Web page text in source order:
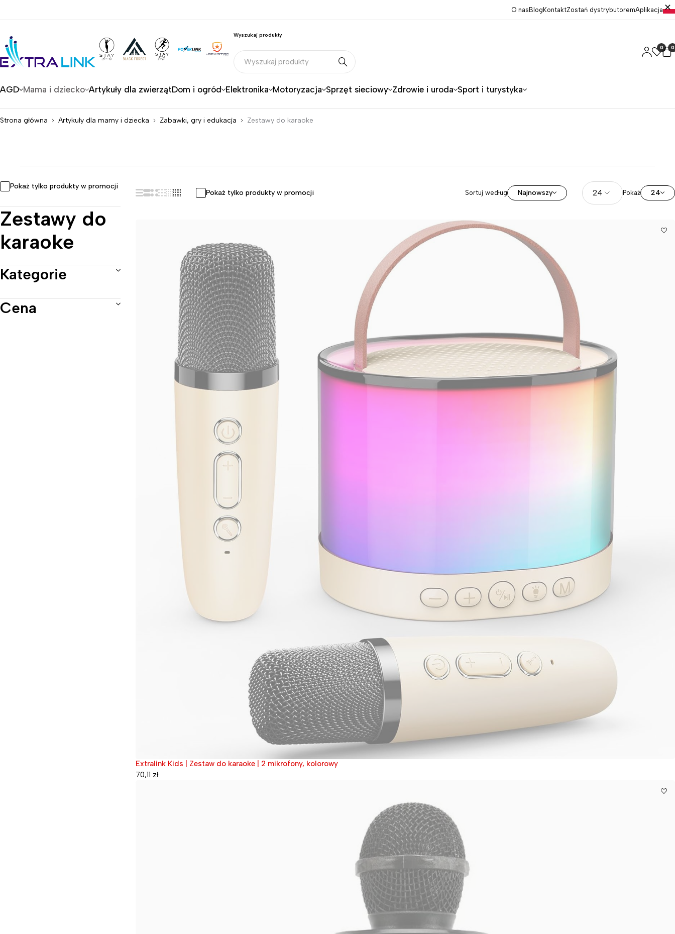
O nas Blog KontaktZostań dystrybutoremAplikacja
Wyszukaj produkty
0 0
AGD Mama i dziecko Artykuły dla zwierzątDom i ogród Elektronika Motoryzacja Sprzęt sieciowy Zdrowie i uroda Sport i turystyka
Strona główna Artykuły dla mamy i dziecka Zabawki, gry i edukacja Zestawy do karaoke
Pokaż tylko produkty w promocji
Zestawy do
karaoke
Kategorie
Cena
Pokaż tylko produkty w promocji Sortuj według Najnowszy Pokaż 24
Wyprzedane
Extralink Kids | Zestaw do karaoke | 2 mikrofony, kolorowy
70,11 zł